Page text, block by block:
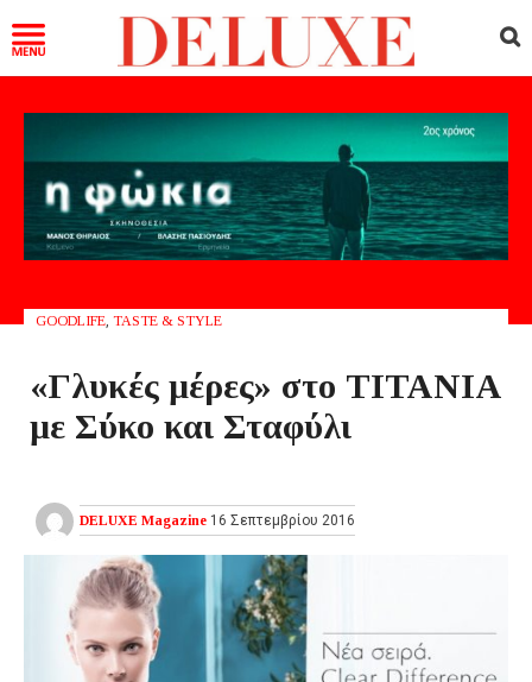
GOODLIFE TASTE & STYLE
«Γλυκές μέρες» στο ΤΙΤΑΝΙΑ
με Σύκο και Σταφύλι
DELUXE Magazine 16 Σεπτεμβρίου 2016